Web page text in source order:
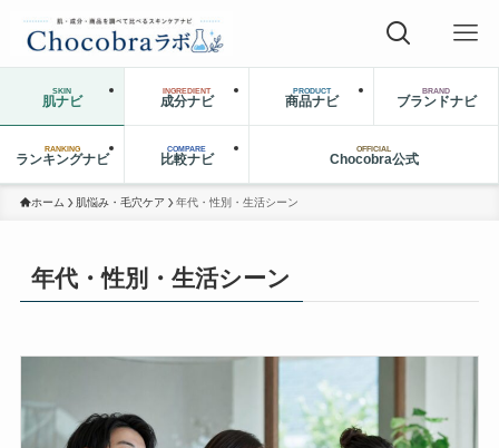
SKIN
肌ナビ
INGREDIENT
成分ナビ
PRODUCT
商品ナビ
BRAND
ブランドナビ
RANKING
ランキングナビ
COMPARE
比較ナビ
OFFICIAL
Chocobra公式
ホーム 肌悩み・毛穴ケア 年代・性別・生活シーン
年代・性別・生活シーン